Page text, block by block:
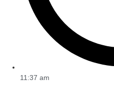
11:37 am